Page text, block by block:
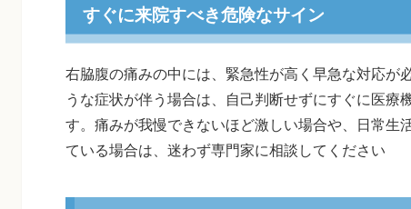
すぐに来院すべき危険なサイン
右脇腹の痛みの中には、緊急性が高く早急な対応が
うな症状が伴う場合は、自己判断せずにすぐに医療
す。痛みが我慢できないほど激しい場合や、日常生
ている場合は、迷わず専門家に相談してください